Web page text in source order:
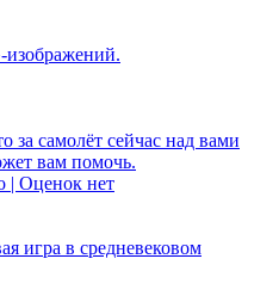
изображений.
за самолёт сейчас над вами
вам помочь.
| Оценок нет
игра в средневековом